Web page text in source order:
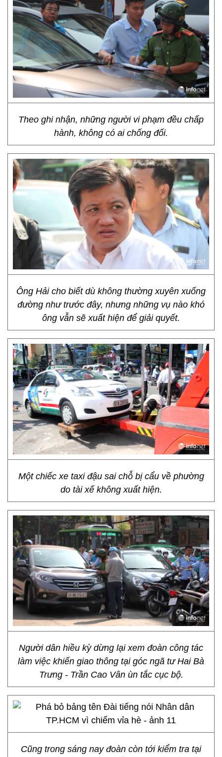
Theo ghi nhận, những người vi phạm đều chấp
hành, không có ai chống đối.
Ông Hải cho biết dù không thường xuyên xuống
đường như trước đây, nhưng những vụ nào khó
ông vẫn sẽ xuất hiện để giải quyết.
Một chiếc xe taxi đậu sai chỗ bị cẩu về phường
do tài xế không xuất hiện.
Người dân hiều kỳ dừng lại xem đoàn công tác
làm việc khiến giao thông tại góc ngã tư Hai Bà
Trưng - Trần Cao Vân ùn tắc cục bộ.
Cũng trong sáng nay đoàn còn tới kiểm tra tại